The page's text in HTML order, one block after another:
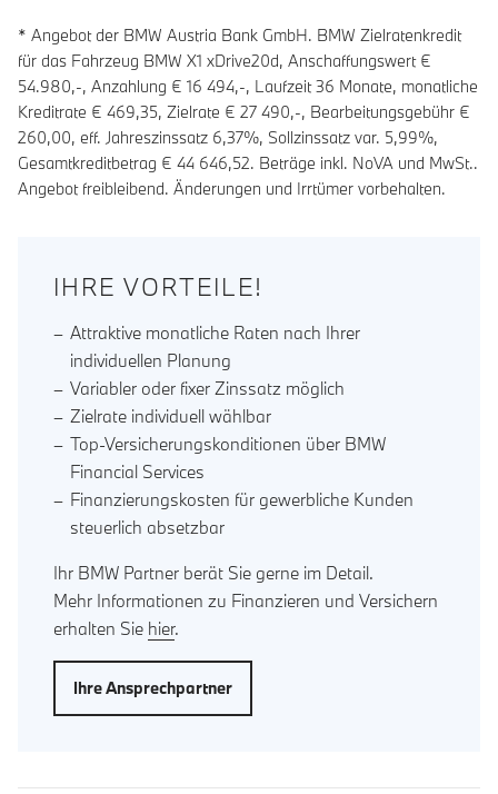
* Angebot der BMW Austria Bank GmbH. BMW Zielratenkredit
für das Fahrzeug BMW X1 xDrive20d, Anschaffungswert €
54.980,-, Anzahlung € 16 494,-, Laufzeit36 Monate, monatliche
Kreditrate € 469,35, Zielrate € 27 490,-, Bearbeitungsgebühr €
260,00, eff. Jahreszinssatz 6,37%, Sollzinssatz var. 5,99%,
Gesamtkreditbetrag € 44 646,52. Beträge inkl. NoVA und MwSt..
Angebot freibleibend. Änderungen und Irrtümer vorbehalten.
IHRE VORTEILE!
Attraktive monatliche Raten nach Ihrer
individuellen Planung
Variabler oder fixer Zinssatz möglich
Zielrate individuell wählbar
Top-Versicherungskonditionen über BMW
Financial Services
Finanzierungskosten für gewerbliche Kunden
steuerlich absetzbar
Ihr BMW Partner berät Sie gerne im Detail.
Mehr Informationen zu Finanzieren und Versichern
erhalten Sie hier.
Ihre Ansprechpartner